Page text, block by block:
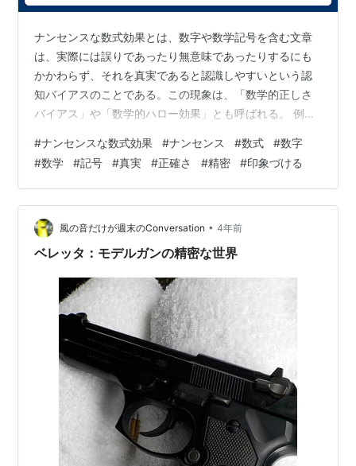
ナンセンスな数式効果とは、数字や数学記号を含む文章
は、実際には誤りであったり無意味であったりするにも
かかわらず、それを真実であると認識しやすいという認
知バイアスのことである。この現象は、「数学的正しさ
バイアス」や「数学的ハロー効果」とも呼ばれる。 例え
という文は、「ほとんどの歯医者がこの歯磨き粉を勧め
ている」という文と同じ情報を伝えているにもかかわら
ず、人々はより信じやすいかもしれません。最初の文で
数字と数学記号を使うことで、その文が必ずしも真実で
も意味があるわけでもないのに、正確さや精密さを印象
づけることができるのです。 ナンセンスな数式効…
#ナンセンスな数式効果 #ナンセンス #数式 #数字
#数学 #記号 #真実 #正確さ #精密 #印象づける
風の音だけが週末のConversation • 4年前
ベレッタ：モデルガンの精密な世界